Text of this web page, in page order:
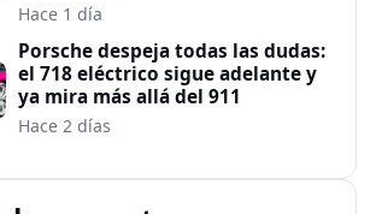
Hace 1 día
Porsche despeja todas las dudas:
el 718 eléctrico sigue adelante y
ya mira más allá del 911
Hace 2 días